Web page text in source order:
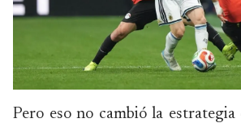
Pero eso no cambió la estrategia